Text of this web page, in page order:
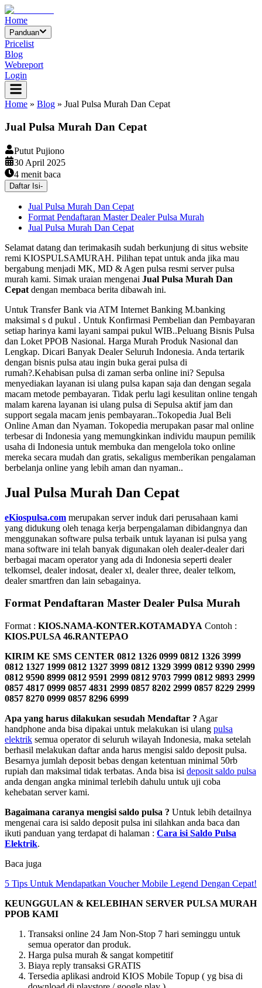
Home
Panduan
Pricelist
Blog
Webreport
Login
Home » Blog » Jual Pulsa Murah Dan Cepat
Jual Pulsa Murah Dan Cepat
Putut Pujiono
30 April 2025
4 menit baca
Daftar Isi-
Jual Pulsa Murah Dan Cepat
Format Pendaftaran Master Dealer Pulsa Murah
Jual Pulsa Murah Dan Cepat
Selamat datang dan terimakasih sudah berkunjung di situs website
remi KIOSPULSAMURAH. Pilihan tepat untuk anda jika mau
bergabung menjadi MK, MD & Agen pulsa resmi server pulsa
murah kami. Simak uraian mengenai Jual Pulsa Murah Dan
Cepat dengan membaca berita dibawah ini.
Untuk Transfer Bank via ATM Internet Banking M.banking
maksimal s d pukul . Untuk Konfirmasi Pembelian dan Pembayaran
setiap harinya kami layani sampai pukul WIB..Peluang Bisnis Pulsa
dan Loket PPOB Nasional. Harga Murah Produk Nasional dan
Lengkap. Dicari Banyak Dealer Seluruh Indonesia. Anda tertarik
dengan bisnis pulsa atau ingin buka gerai pulsa di
rumah?.Kehabisan pulsa di zaman serba online ini? Sepulsa
menyediakan layanan isi ulang pulsa kapan saja dan dengan segala
macam metode pembayaran. Tidak perlu lagi kesulitan online tengah
malam karena layanan isi ulang pulsa di Sepulsa aktif jam dan
support segala macam jenis pembayaran..Tokopedia Jual Beli
Online Aman dan Nyaman. Tokopedia merupakan pasar mal online
terbesar di Indonesia yang memungkinkan individu maupun pemilik
usaha di Indonesia untuk membuka dan mengelola toko online
mereka secara mudah dan gratis, sekaligus memberikan pengalaman
berbelanja online yang lebih aman dan nyaman..
Jual Pulsa Murah Dan Cepat
eKiospulsa.com merupakan server induk dari perusahaan kami
yang didukung oleh tenaga kerja berpengalaman dibidangnya dan
menggunakan software pulsa terbaik untuk layanan isi pulsa yang
mana software ini telah banyak digunakan oleh dealer-dealer dari
berbagai macam operator yang ada di Indonesia seperti dealer
telkomsel, dealer indosat, dealer xl, dealer three, dealer telkom,
dealer smartfren dan lain sebagainya.
Format Pendaftaran Master Dealer Pulsa Murah
Format : KIOS.NAMA-KONTER.KOTAMADYA Contoh :
KIOS.PULSA 46.RANTEPAO
KIRIM KE SMS CENTER 0812 1326 0999 0812 1326 3999
0812 1327 1999 0812 1327 3999 0812 1329 3999 0812 9390 2999
0812 9590 8999 0812 9591 2999 0812 9703 7999 0812 9893 2999
0857 4817 0999 0857 4831 2999 0857 8202 2999 0857 8229 2999
0857 8270 0999 0857 8296 6999
Apa yang harus dilakukan sesudah Mendaftar ? Agar
handphone anda bisa dipakai untuk melakukan isi ulang pulsa
elektrik semua operator di seluruh wilayah Indonesia, maka setelah
berhasil melakukan daftar anda harus mengisi saldo deposit pulsa.
Besarnya jumlah deposit bebas dengan ketentuan minimal 50rb
rupiah dan maksimal tidak terbatas. Anda bisa isi deposit saldo pulsa
anda dengan angka minimal terlebih dahulu untuk uji coba
kehebatan server kami.
Bagaimana caranya mengisi saldo pulsa ? Untuk lebih detailnya
mengenai cara isi saldo deposit pulsa ini silahkan anda baca dan
ikuti panduan yang terdapat di halaman : Cara isi Saldo Pulsa
Elektrik.
Baca juga
5 Tips Untuk Mendapatkan Voucher Mobile Legend Dengan Cepat!
KEUNGGULAN & KELEBIHAN SERVER PULSA MURAH
PPOB KAMI
Transaksi online 24 Jam Non-Stop 7 hari seminggu untuk
semua operator dan produk.
Harga pulsa murah & sangat kompetitif
Biaya reply transaksi GRATIS
Tersedia aplikasi android KIOS Mobile Topup ( yg bisa di